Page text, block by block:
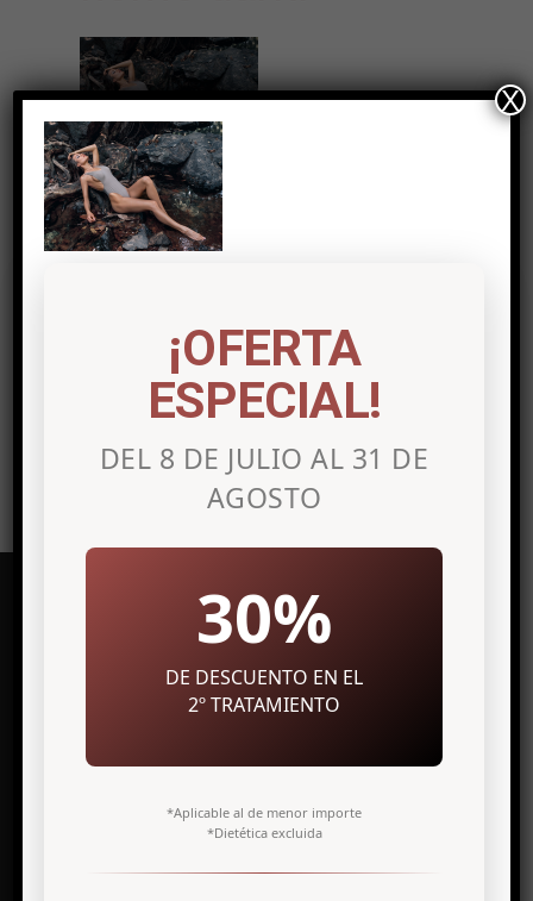
publicar un comentario.
Clínica de medicina estética en
03003 Alicante
info@antonio-icardo.com
¡OFERTA
ESPECIAL!
DEL 8 DE JULIO AL 31 DE
AGOSTO
30%
DE DESCUENTO EN EL
2º TRATAMIENTO
*Aplicable al de menor importe
*Dietética excluida
X